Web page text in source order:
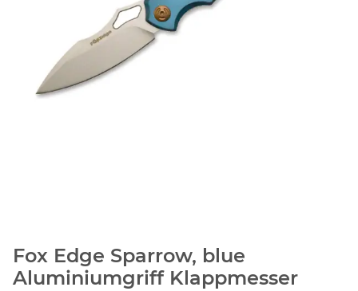
Fox Edge Sparrow, blue
Aluminiumgriff Klappmesser